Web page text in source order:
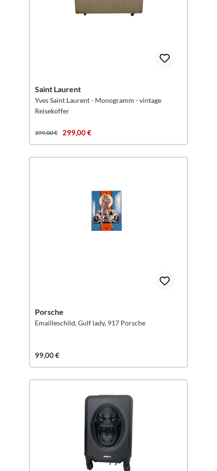
Saint Laurent
Yves Saint Laurent - Monogramm - vintage
Reisekoffer
399,00 € 299,00 €
Porsche
Emailleschild, Gulf lady, 917 Porsche
99,00 €